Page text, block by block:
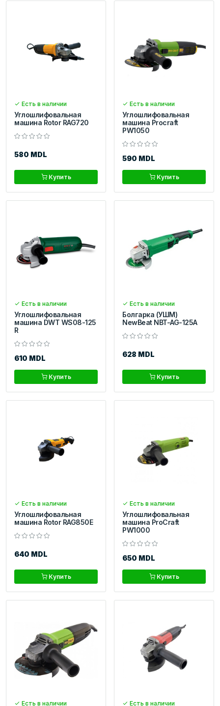
Есть в наличии
Углошлифовальная
машина Rotor RAG720
580 MDL
Купить
Есть в наличии
Углошлифовальная
машина Procraft
PW1050
590 MDL
Купить
Есть в наличии
Углошлифовальная
машина DWT WS08-125
R
610 MDL
Купить
Есть в наличии
Болгарка (УШМ)
NewBeat NBT-AG-125A
628 MDL
Купить
Есть в наличии
Углошлифовальная
машина Rotor RAG850E
640 MDL
Купить
Есть в наличии
Углошлифовальная
машина ProCraft
PW1000
650 MDL
Купить
Есть в наличии Есть в наличии